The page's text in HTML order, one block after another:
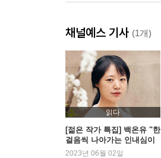
채널예스 기사 (1개)
읽다
[젊은 작가 특집] 백온유 "한
걸음씩 나아가는 인내심이
필요한 작업"
2023년 06월 02일